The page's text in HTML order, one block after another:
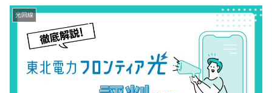
光回線